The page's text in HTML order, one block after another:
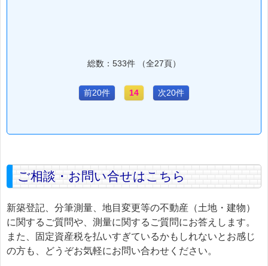
総数：533件 （全27頁）
前20件 14 次20件
ご相談・お問い合せはこちら
新築登記、分筆測量、地目変更等の不動産（土地・建物）
に関するご質問や、測量に関するご質問にお答えします。
また、固定資産税を払いすぎているかもしれないとお感じ
の方も、どうぞお気軽にお問い合わせください。